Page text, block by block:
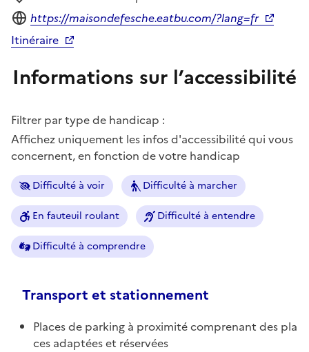
Adresse
Site internet
https://maisondefesche.eatbu.com/?lang=fr
Itinéraire
Informations sur l’accessibilité
Filtrer par type de handicap :
Affichez uniquement les infos d'accessibilité qui vous
concernent, en fonction de votre handicap
Difficulté à voir Difficulté à marcher
En fauteuil roulant Difficulté à entendre
Difficulté à comprendre
Transport et stationnement
Places de parking à proximité comprenant des pla
ces adaptées et réservées